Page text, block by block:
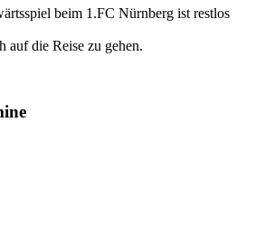
beim 1.FC Nürnberg ist restlos
auf die Reise zu gehen.